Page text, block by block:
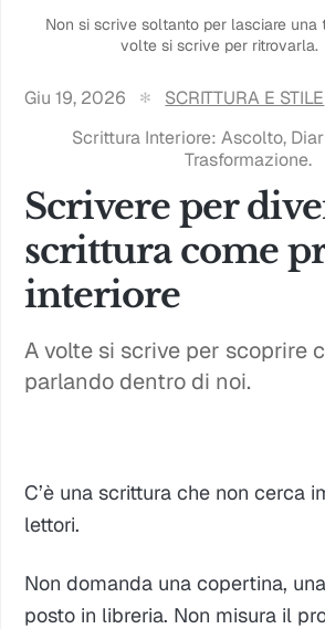
Giu 19, 2026
SCRITTURA E STILE
Scrittura Interiore: Ascolto,
Trasformazione.
Scrivere per
scrittura come
interiore
A volte si scrive per scoprire
parlando dentro di noi.
Non si scrive soltanto per lasciare una
volte si scrive per ritrovarla.
C’è una scrittura che non cerca
lettori.
Non domanda una copertina,
posto in libreria. Non misura il